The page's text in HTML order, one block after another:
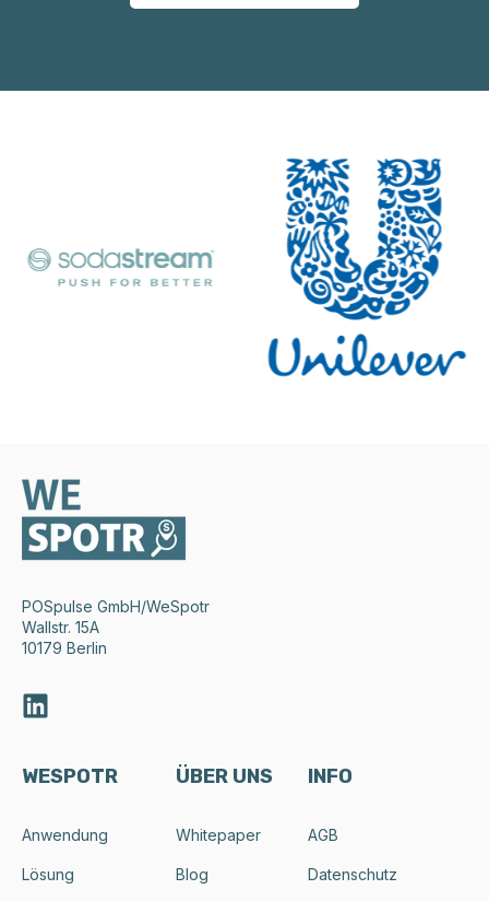
POSpulse GmbH/WeSpotr
Wallstr. 15A
10179 Berlin
WESPOTR
Anwendung
Lösung
ÜBER UNS
Whitepaper
Blog
INFO
AGB
Datenschutz